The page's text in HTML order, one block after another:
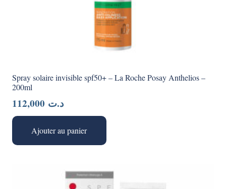
Spray solaire invisible spf50+ – La Roche Posay Anthelios –
200ml
د.ت
Ajouter au panier